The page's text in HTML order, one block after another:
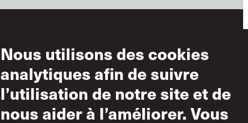
d’utilisation
Utilisation acceptable
Politique sur le
Nous utilisons des cookies
analytiques afin de suivre
l’utilisation de notre site et de
nous aider à l’améliorer. Vous